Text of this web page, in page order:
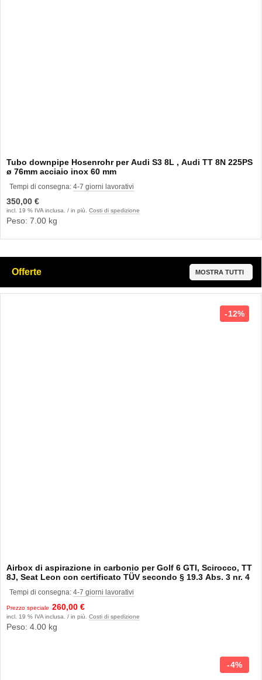
Tubo downpipe Hosenrohr per Audi S3 8L , Audi TT 8N 225PS
ø 76mm acciaio inox 60 mm
Tempi di consegna: 4-7 giorni lavorativi
350,00 €
incl. 19 % IVA inclusa. / in più. Costi di spedizione
Peso: 7.00 kg
Offerte MOSTRA TUTTI
Airbox di aspirazione in carbonio per Golf 6 GTI, Scirocco, TT
8J, Seat Leon con certificato TÜV secondo § 19.3 Abs. 3 nr. 4
Tempi di consegna: 4-7 giorni lavorativi
Prezzo speciale 260,00 €
12%
incl. 19 % IVA inclusa. / in più. Costi di spedizione
Peso: 4.00 kg
4%